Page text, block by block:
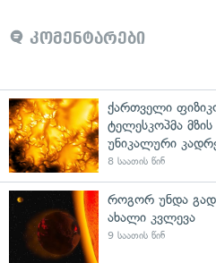
კომენტარები
ქართველი
ტელესკოპმა
უნიკალური
8 საათის წინ
როგორ უნდა
ახალი კვლევა
9 საათის წინ